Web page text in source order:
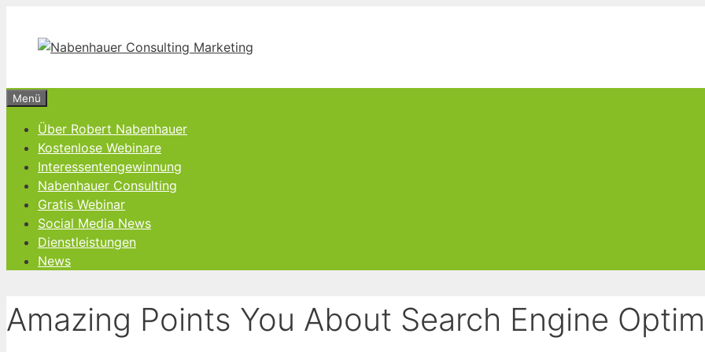
springen
Menü
Über Robert Nabenhauer
Kostenlose Webinare
Interessentengewinnung
Nabenhauer Consulting
Gratis Webinar
Social Media News
Dienstleistungen
News
Amazing Points You About Search Engine